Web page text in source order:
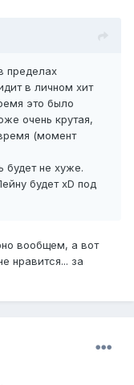
пределах
в личном хит
это было
очень крутая,
(момент
будет не хуже.
будет xD под
вообщем, а вот
нравится... за